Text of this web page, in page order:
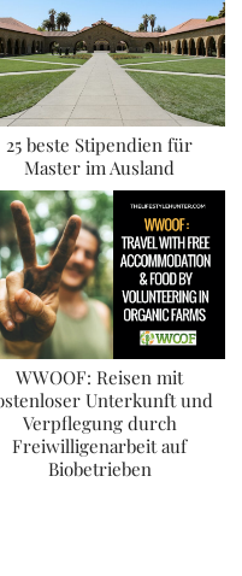
25 beste Stipendien für
Master im Ausland
WWOOF: Reisen mit
Unterkunft und
Verpflegung durch
Freiwilligenarbeit auf
Biobetrieben